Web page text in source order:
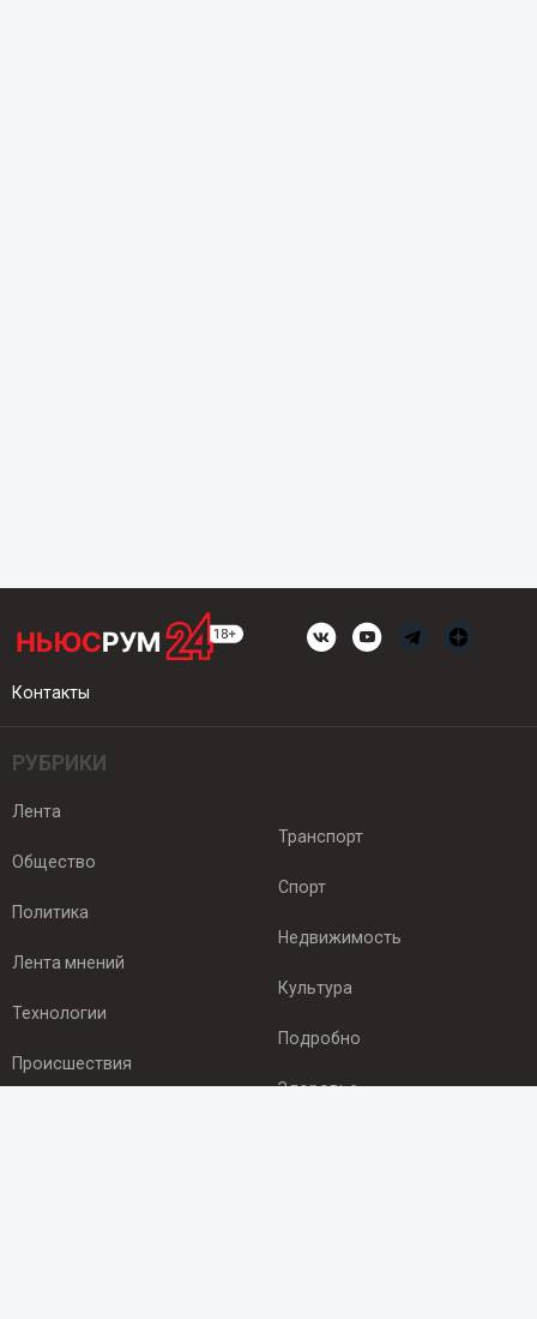
Контакты
РУБРИКИ
Лента
Общество
Политика
Лента мнений
Технологии
Происшествия
Транспорт
Спорт
Недвижимость
Культура
Подробно
Здоровье